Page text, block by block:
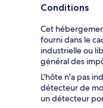
Conditions
Cet
fourni dans le
industrielle ou
général des
L'hôte n'a pas
détecteur de
un détecteur